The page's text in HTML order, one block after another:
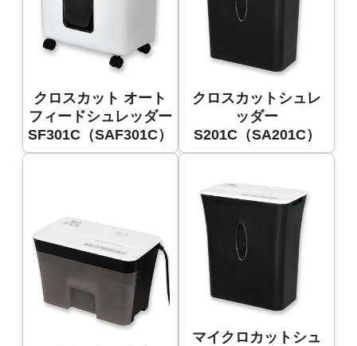
クロスカット オート
フィードシュレッダー
SF301C（SAF301C）
クロスカットシュレ
ッダー
S201C（SA201C）
マイクロカットシュ